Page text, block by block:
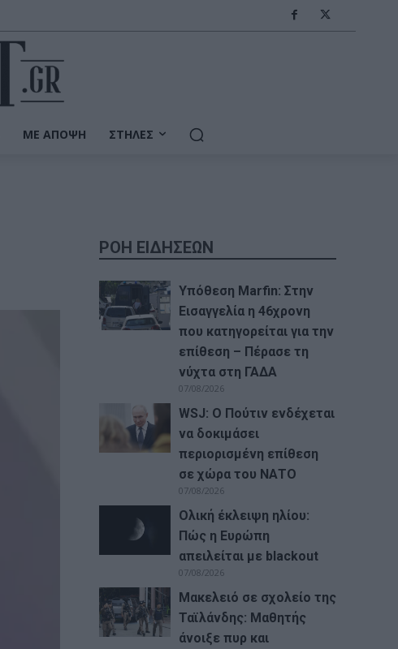
ΜΕ ΆΠΟΨΗ ΣΤΉΛΕΣ
ΡΟΗ ΕΙΔΗΣΕΩΝ
Υπόθεση Marfin: Στην
Εισαγγελία η 46χρονη
που κατηγορείται για την
επίθεση – Πέρασε τη
νύχτα στη ΓΑΔΑ
07/08/2026
WSJ: Ο Πούτιν ενδέχεται
να δοκιμάσει
περιορισμένη επίθεση
σε χώρα του ΝΑΤΟ
07/08/2026
Ολική έκλειψη ηλίου:
Πώς η Ευρώπη
απειλείται με blackout
07/08/2026
Μακελειό σε σχολείο της
Ταϊλάνδης: Μαθητής
άνοιξε πυρ και